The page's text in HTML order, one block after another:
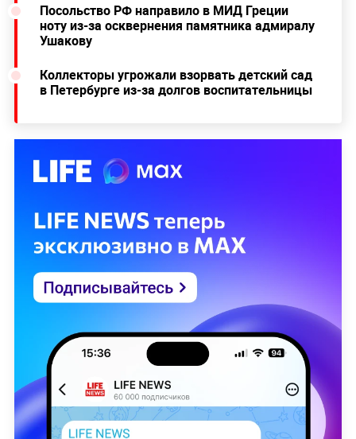
Посольство РФ направило в МИД Греции
ноту из-за осквернения памятника адмиралу
Ушакову
Коллекторы угрожали взорвать детский сад
в Петербурге из-за долгов воспитательницы